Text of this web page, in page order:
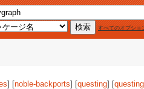
すべてのオプショ
] [noble-backports] [questing] [